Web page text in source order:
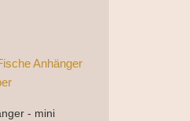
- mini